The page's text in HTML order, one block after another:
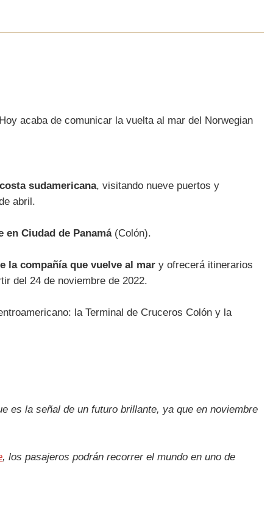
acaba de comunicar la vuelta al mar del Norwegian
sudamericana, visitando nueve puertos y
abril.
Ciudad de Panamá(Colón).
la compañía que vuelve al mar y ofrecerá itinerarios
del 24 de noviembre de 2022.
la Terminal de Cruceros Colón y la
es la señal de un futuro brillante, ya que en noviembre
, los pasajeros podrán recorrer el mundo en uno de